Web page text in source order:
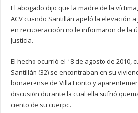
El abogado dijo que la madre de la
ACV cuando Santillán apeló la elevación
en recuperacioón no le informaron de la
Justicia.
El hecho ocurrió el 18 de agosto de 2010,
Santillán (32) se encontraban en su
bonaerense de Villa Fiorito y
discusión durante la cual ella sufrió
ciento de su cuerpo.